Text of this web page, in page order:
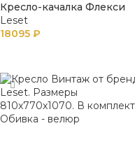
Кресло-качалка Флекси
Leset
18095 ₽